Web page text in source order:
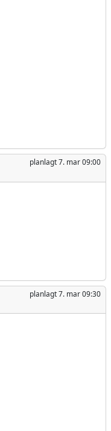
planlagt7. mar 09:00
planlagt7. mar 09:30